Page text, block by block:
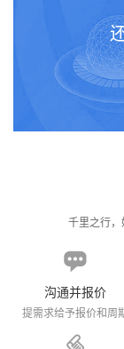
千里之行
沟通并报价
提需求给予报价和周